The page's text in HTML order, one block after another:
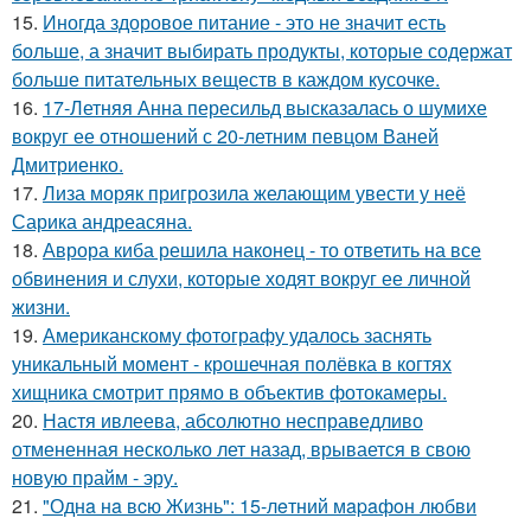
15. Иногда здоровое питание - это не значит есть
больше, а значит выбирать продукты, которые содержат
больше питательных веществ в каждом кусочке.
16. 17-Летняя Анна пересильд высказалась о шумихе
вокруг ее отношений с 20-летним певцом Ваней
Дмитриенко.
17. Лиза моряк пригрозила желающим увести у неё
Сарика андреасяна.
18. Аврора киба решила наконец - то ответить на все
обвинения и слухи, которые ходят вокруг ее личной
жизни.
19. Американскому фотографу удалось заснять
уникальный момент - крошечная полёвка в когтях
хищника смотрит прямо в объектив фотокамеры.
20. Настя ивлеева, абсолютно несправедливо
отмененная несколько лет назад, врывается в свою
новую прайм - эру.
21. "Однa нa вcю Жизнь": 15-лeтний мapaфoн любви